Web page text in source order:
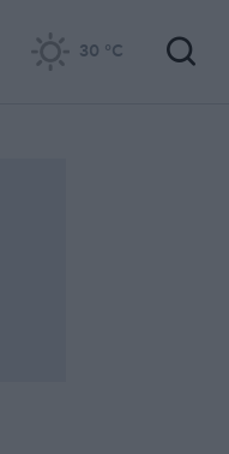
30 °C